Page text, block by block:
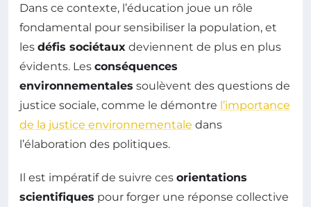
Dans ce contexte, l’éducation joue un rôle
fondamental pour sensibiliser la population, et
les défis sociétaux deviennent de plus en plus
évidents. Les conséquences
environnementales soulèvent des questions de
justice sociale, comme le démontre l’importance
de la justice environnementale dans
l’élaboration des politiques.
Il est impératif de suivre ces orientations
scientifiques pour forger une réponse collective